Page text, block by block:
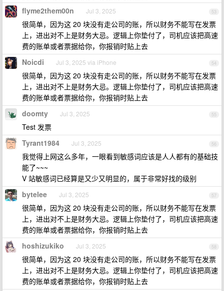
53
flyme2them00n Jul 3, 2025
很简单，因为这 20 块没有走公司的账，所以财务不能写在发票
上，进出对不上是财务大忌。逻辑上你垫付了，司机应该把高速
费的账单或者票据给你，你报销时贴上去
54
Noicdi Jul 3, 2025 via iPhone
很简单，因为这 20 块没有走公司的账，所以财务不能写在发票
上，进出对不上是财务大忌。逻辑上你垫付了，司机应该把高速
费的账单或者票据给你，你报销时贴上去
55
doomty Jul 3, 2025
Test 发票
56
Tyrant1984 Jul 3, 2025
我觉得上网这么多年，一眼看到敏感词应该是人人都有的基础技
能了~~~
V 站敏感词已经算是又少又明显的，属于非常好找的级别
57
bytelee Jul 3, 2025
很简单，因为这 20 块没有走公司的账，所以财务不能写在发票
上，进出对不上是财务大忌。逻辑上你垫付了，司机应该把高速
费的账单或者票据给你，你报销时贴上去
58
hoshizukiko Jul 3, 2025
很简单，因为这 20 块没有走公司的账，所以财务不能写在发票
上，进出对不上是财务大忌。逻辑上你垫付了，司机应该把高速
费的账单或者票据给你，你报销时贴上去